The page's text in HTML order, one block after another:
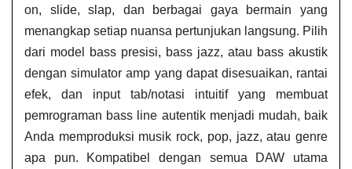
on, slide, slap, dan berbagai gaya bermain yang
menangkap setiap nuansa pertunjukan langsung. Pilih
dari model bass presisi, bass jazz, atau bass akustik
dengan simulator amp yang dapat disesuaikan, rantai
efek, dan input tab/notasi intuitif yang membuat
pemrograman bass line autentik menjadi mudah, baik
Anda memproduksi musik rock, pop, jazz, atau genre
apa pun. Kompatibel dengan semua DAW utama